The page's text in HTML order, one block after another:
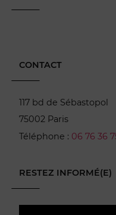
CONTACT
117 bd de Sébastopol
75002 Paris
Téléphone : 06 76 36
RESTEZ INFORMÉ(E)